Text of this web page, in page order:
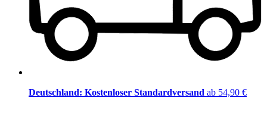
Deutschland: Kostenloser Standardversand ab 54,90 €